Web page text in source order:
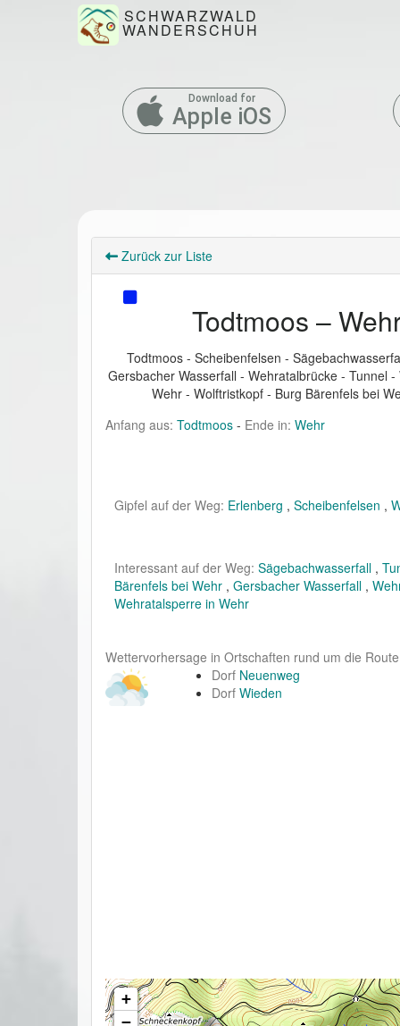
SCHWARZWALD
WANDERSCHUH
Download for
Apple iOS
Zurück zur Liste
Todtmoos –
Todtmoos - Scheibenfelsen -
Gersbacher Wasserfall - Wehratalbrücke - Tunnel
Wehr - Wolftristkopf - Burg Bärenfels bei
Anfang aus: Todtmoos - Ende in: Wehr
Gipfel auf der Weg: Erlenberg , Scheibenfelsen ,
Interessant auf der Weg: Sägebachwasserfall ,
Bärenfels bei Wehr , Gersbacher Wasserfall ,
Wehratalsperre in Wehr
Wettervorhersage in Ortschaften rund um die
Dorf Neuenweg
Dorf Wieden
+
−